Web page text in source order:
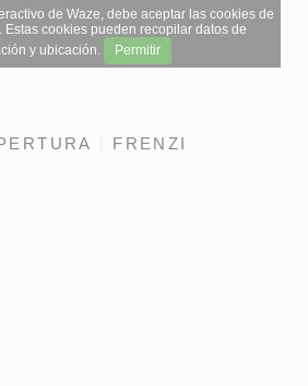
de Waze, debe aceptar las cookies de
Estas cookies pueden recopilar datos de
y ubicación.
Permitir
FRENZI